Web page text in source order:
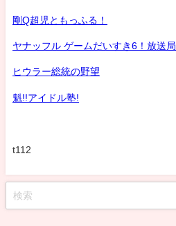
剛Q超児ともっふる！
ヤナッフル ゲームだいすき6！放送局
ヒウラー総統の野望
魁!!アイドル塾!
t112